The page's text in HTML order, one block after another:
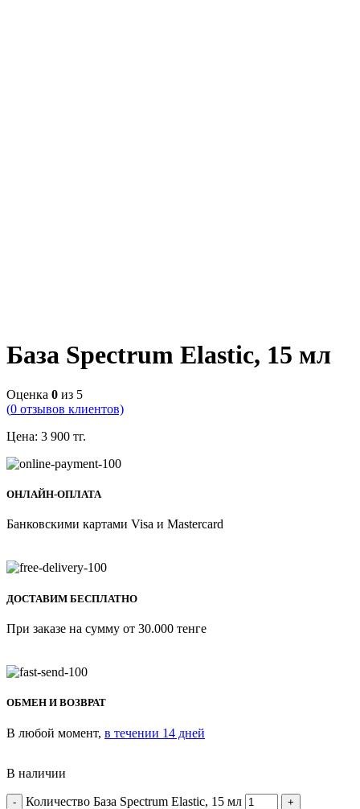
База Spectrum Elastic, 15 мл
Оценка 0 из 5
(0 отзывов клиентов)
Цена: 3 900 тг.
ОНЛАЙН-ОПЛАТА
Банковскими картами Visa и Mastercard
ДОСТАВИМ БЕСПЛАТНО
При заказе на сумму от 30.000 тенге
ОБМЕН И ВОЗВРАТ
В любой момент, в течении 14 дней
В наличии
Количество База Spectrum Elastic, 15 мл